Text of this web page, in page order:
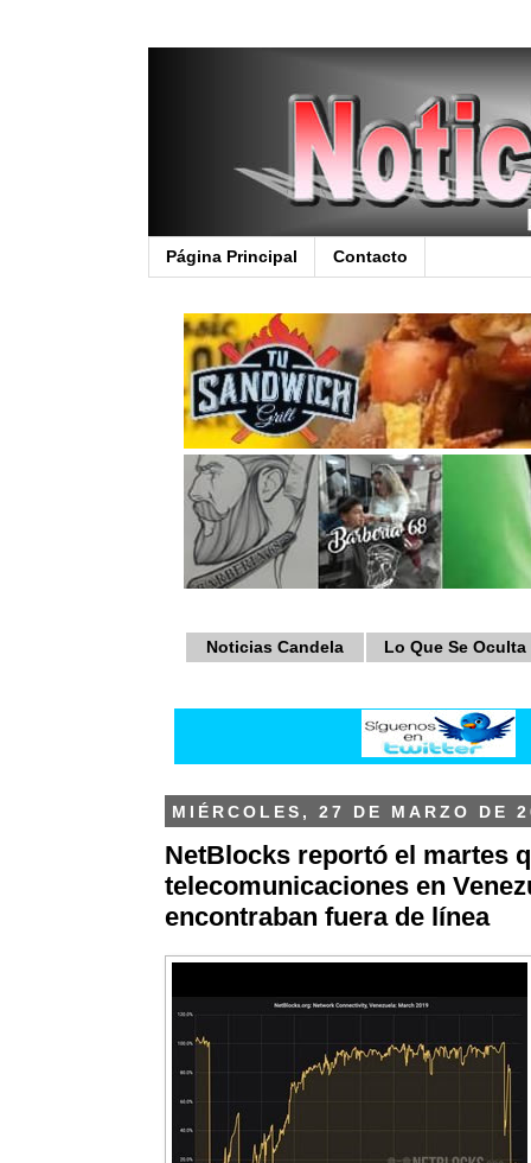
Página Principal Contacto
Noticias Candela Lo Que Se Oculta
MIÉRCOLES, 27 DE MARZO DE
NetBlocks reportó el martes
telecomunicaciones en
encontraban fuera de línea